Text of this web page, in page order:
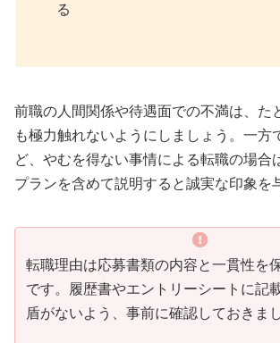
る
前職の人間関係や待遇面での不満は、た
も極力触れないようにしましょう。一方
ど、やむを得ない事情による転職の場合
プランを含めて説明すると誠実な印象を
転職理由は応募書類の内容と一貫性を
です。履歴書やエントリーシートに記
盾がないよう、事前に確認しておきま